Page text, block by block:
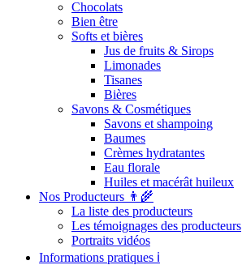
Chocolats
Bien être
Softs et bières
Jus de fruits & Sirops
Limonades
Tisanes
Bières
Savons & Cosmétiques
Savons et shampoing
Baumes
Crèmes hydratantes
Eau florale
Huiles et macérât huileux
Nos Producteurs 👨‍🌾
La liste des producteurs
Les témoignages des producteurs
Portraits vidéos
Informations pratiques ℹ️